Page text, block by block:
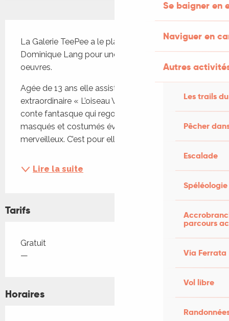
Se baigner en
Naviguer en
Autres
Les trails
Pêcher
Escalade
Spéléologie
parcours
Via Ferrata
Vol libre
La Galerie TeePee a le plaisir d'accueillir
Dominique Lang pour une exposition de ses
oeuvres.
Agée de 13 ans elle assiste à la pièce
extraordinaire « L’oiseau Vert » de Carlo Gozzi, un
conte fantasque qui regorge de personnages
masqués et costumés évoluant dans un décor
merveilleux. C’est pour elle...
Lire la suite
Tarifs
Tarifs 2026
Gratuit
—
Horaires